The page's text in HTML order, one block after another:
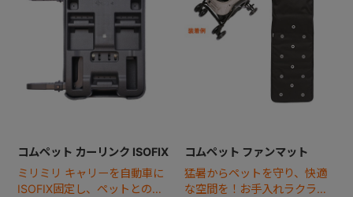
コムペット カーリンク ISOFIX
ミリミリ キャリーを自動車に
ISOFIX固定し、ペットとの車
コムペット ファンマット
猛暑からペットを守り、快適
な空間を！お手入れラクラク